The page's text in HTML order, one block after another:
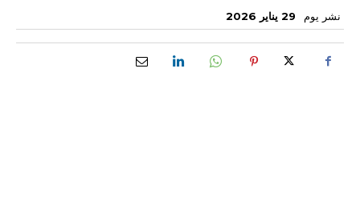
نشر يوم 29 يناير 2026